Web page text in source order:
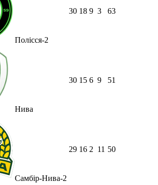
Полісся-2
30 18 9 3 63
Нива
30 15 6 9 51
Самбір-Нива-2
29 16 2 11 50